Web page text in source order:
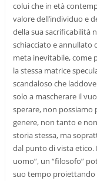
colui che in età
valore dell’individuo e
della sua sacrificabilità
schiacciato e annullato
meta inevitabile, come
la stessa matrice
scandaloso che
solo a mascherare il
sperare, non possiamo
genere, non tanto e
storia stessa, ma
dal punto di vista etico.
uomo”, un “filosofo”
suo tempo proiettando